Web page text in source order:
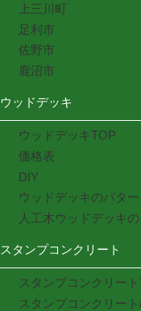
上三川町
足利市
佐野市
鹿沼市
ウッドデッキ
ウッドデッキTOP
価格表
DIY
ウッドデッキのパタ
人工木ウッドデッキ
スタンプコンクリート
スタンプコンクリー
スタンプコンクリー